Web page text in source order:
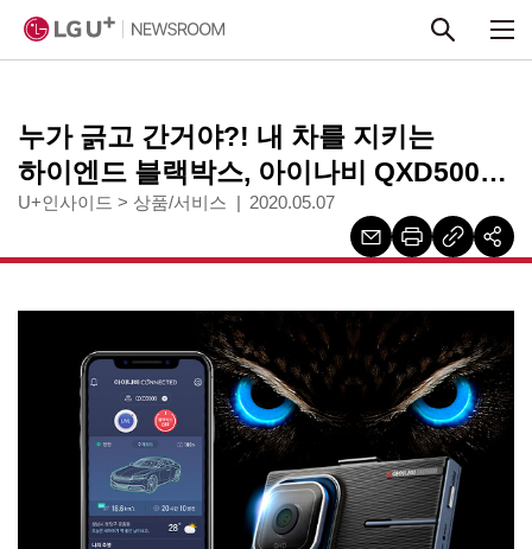
누가 긁고 간거야?! 내 차를 지키는
하이엔드 블랙박스, 아이나비 QXD5000
출시
U+인사이드 > 상품/서비스 2020.05.07